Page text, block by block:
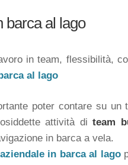
barca al lago
in team, flessibilità,
al lago
poter contare su
attività diteam
in barca a vela.
in barca al lago